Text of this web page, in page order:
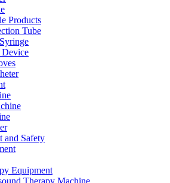
Products
Tube
Device
and Safety
Equipment